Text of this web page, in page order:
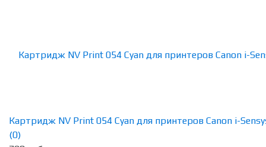
Картридж NV Print 054 Cyan для принтеров Canon i-
(0)